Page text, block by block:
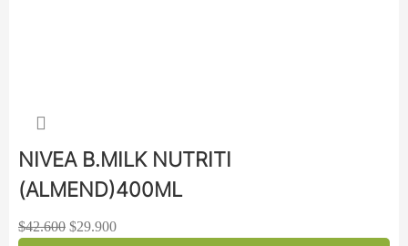
NIVEA B.MILK NUTRITI
(ALMEND)400ML
$42.600 $29.900